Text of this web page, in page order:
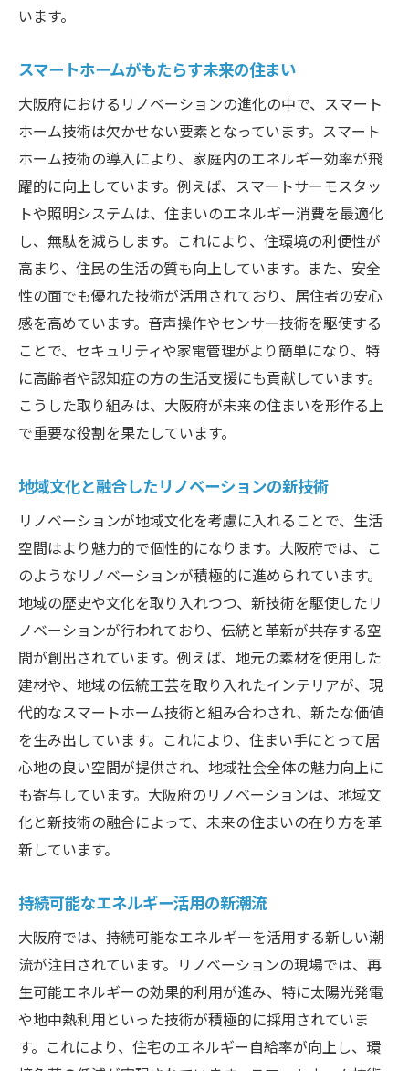
エコリノベーション大阪府の未来を変える技術
エコリノベーションの必要性とその影響
環境保護に貢献する新技術
エネルギー効率化がもたらす経済的効果
大阪府のエコリノベーション成功事例
持続可能な未来を築くエコイノベーション
リノベーションで暮らしを変える大阪府の新風
住まいの快適性を追求する新技術
大阪府の住環境を革新する取り組み
未来志向のライフスタイル提案
地域密着型のリノベーション事業
生活の質を向上させるテクノロジー
大阪府で注目されるリノベーション事例
次世代住宅の設計思想
スマート技術が実現する新しい住まい
環境に配慮した住宅の未来像
大阪府の革新的な住宅開発プロジェクト
持続可能な暮らしを支える住まい作り
大阪府の住宅政策とリノベーションの連携
リノベーションで大阪府の暮らしがさらに快適
に
生活空間を快適にする新技術
市民生活を豊かにするリノベーション
大阪府の住宅がもたらす利便性
地域全体に広がる快適な住環境
大阪府における暮らしの変革
います。
スマートホームがもたらす未来の住まい
大阪府におけるリノベーションの進化の中で、スマート
ホーム技術は欠かせない要素となっています。スマート
ホーム技術の導入により、家庭内のエネルギー効率が飛
躍的に向上しています。例えば、スマートサーモスタッ
トや照明システムは、住まいのエネルギー消費を最適化
し、無駄を減らします。これにより、住環境の利便性が
高まり、住民の生活の質も向上しています。また、安全
性の面でも優れた技術が活用されており、居住者の安心
感を高めています。音声操作やセンサー技術を駆使する
ことで、セキュリティや家電管理がより簡単になり、特
に高齢者や認知症の方の生活支援にも貢献しています。
こうした取り組みは、大阪府が未来の住まいを形作る上
で重要な役割を果たしています。
地域文化と融合したリノベーションの新技術
リノベーションが地域文化を考慮に入れることで、生活
空間はより魅力的で個性的になります。大阪府では、こ
のようなリノベーションが積極的に進められています。
地域の歴史や文化を取り入れつつ、新技術を駆使したリ
ノベーションが行われており、伝統と革新が共存する空
間が創出されています。例えば、地元の素材を使用した
建材や、地域の伝統工芸を取り入れたインテリアが、現
代的なスマートホーム技術と組み合わされ、新たな価値
を生み出しています。これにより、住まい手にとって居
心地の良い空間が提供され、地域社会全体の魅力向上に
も寄与しています。大阪府のリノベーションは、地域文
化と新技術の融合によって、未来の住まいの在り方を革
新しています。
持続可能なエネルギー活用の新潮流
大阪府では、持続可能なエネルギーを活用する新しい潮
流が注目されています。リノベーションの現場では、再
生可能エネルギーの効果的利用が進み、特に太陽光発電
や地中熱利用といった技術が積極的に採用されていま
す。これにより、住宅のエネルギー自給率が向上し、環